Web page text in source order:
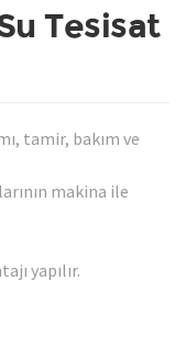
Tesisat
tamir, bakım ve
makina ile
yapılır.